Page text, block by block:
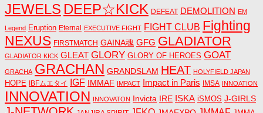
JEWELS DEEP☆KICK DEFEAT DEMOLITION EM
Legend Eruption Eternal EXECUTIVE FIGHT FIGHT CLUB Fighting
NEXUS FIRSTMATCH GAINA魂 GFG GLADIATOR
GLADIATOR KICK GLEAT GLORY GLORY OF HEROES GOAT
GRACHA GRACHAN GRANDSLAM HEAT HOLYFIELD JAPAN
HOPE IBFムエタイ IGF IMMAF IMPACT Impact in Paris IMSA INNOATION
INNOVATION INNOVATON Invicta IRE ISKA iSMOS J-GIRLS